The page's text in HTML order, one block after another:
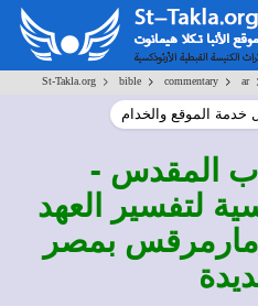
St-Takla.org > bible > commentary > ar
خدمة الموقع والخدام
المقدس -
لتفسير العهد
مارمرقس بمصر